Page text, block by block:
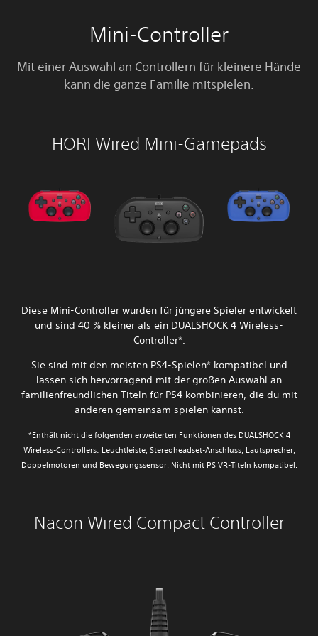
Mini-Controller
Mit einer Auswahl an Controllern für kleinere Hände
kann die ganze Familie mitspielen.
HORI Wired Mini-Gamepads
Diese Mini-Controller wurden für jüngere Spieler entwickelt
und sind 40 % kleiner als ein DUALSHOCK 4 Wireless-
Controller*.
Sie sind mit den meisten PS4-Spielen* kompatibel und
lassen sich hervorragend mit der großen Auswahl an
familienfreundlichen Titeln für PS4 kombinieren, die du mit
anderen gemeinsam spielen kannst.
*Enthält nicht die folgenden erweiterten Funktionen des DUALSHOCK 4
Wireless-Controllers: Leuchtleiste, Stereoheadset-Anschluss, Lautsprecher,
Doppelmotoren und Bewegungssensor. Nicht mit PS VR-Titeln kompatibel.
Nacon Wired Compact Controller